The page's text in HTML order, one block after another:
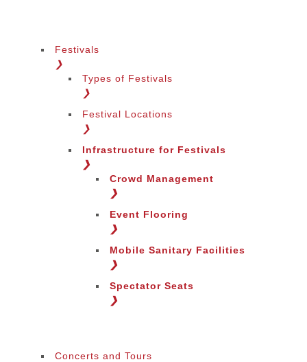
Zmiana języka
Change Region
Festivals
❯
Types of Festivals
❯
Festival Locations
❯
Infrastructure for Festivals
❯
Crowd Management
❯
Event Flooring
❯
Mobile Sanitary Facilities
❯
Spectator Seats
❯
Concerts and Tours